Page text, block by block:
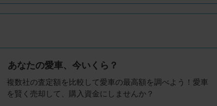
あなたの愛車、今いくら？
複数社の査定額を比較して愛車の最高額を調べよう！愛車
を賢く売却して、購入資金にしませんか？